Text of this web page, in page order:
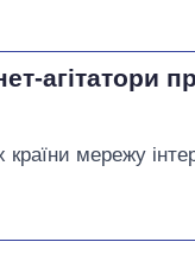
мережу